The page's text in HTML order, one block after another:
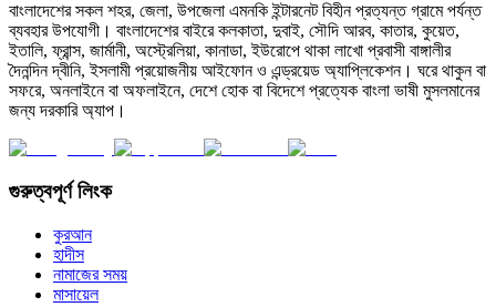
বাংলাদেশের সকল শহর, জেলা, উপজেলা এমনকি ইন্টারনেট বিহীন প্রত্যন্ত গ্রামে পর্যন্ত
ব্যবহার উপযোগী। বাংলাদেশের বাইরে কলকাতা, দুবাই, সৌদি আরব, কাতার, কুয়েত,
ইতালি, ফ্রান্স, জার্মানী, অস্ট্রেলিয়া, কানাডা, ইউরোপে থাকা লাখো প্রবাসী বাঙ্গালীর
দৈনন্দিন দ্বীনি, ইসলামী প্রয়োজনীয় আইফোন ও এন্ড্রয়েড অ্যাপ্লিকেশন। ঘরে থাকুন বা
সফরে, অনলাইনে বা অফলাইনে, দেশে হোক বা বিদেশে প্রত্যেক বাংলা ভাষী মুসলমানের
জন্য দরকারি অ্যাপ।
গুরুত্বপূর্ণ লিংক
কুরআন
হাদীস
নামাজের সময়
মাসায়েল